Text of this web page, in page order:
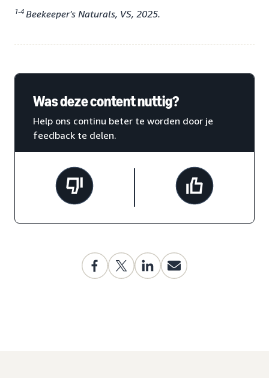
1-4 Beekeeper's Naturals, VS, 2025.
Was deze content nuttig?
Help ons continu beter te worden door je
feedback te delen.